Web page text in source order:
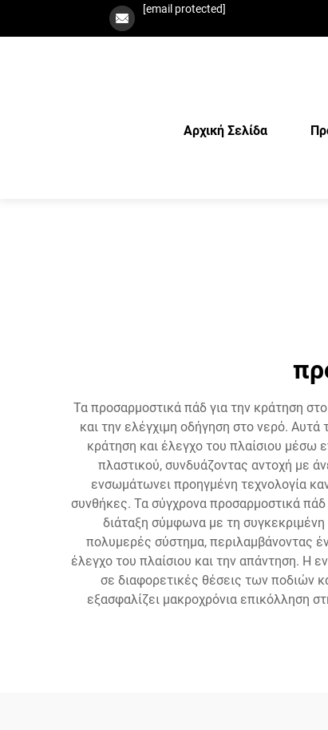
[email protected]
Αρχική Σελίδα
Τα προσαρμοστικά πάδ για την κράτηση
και την ελέγχιμη οδήγηση στο νερό.
κράτηση και έλεγχο του πλαίσιου μέσω
πλαστικού, συνδυάζοντας αντοχή με
ενσωμάτωνει προηγμένη τεχνολογία
συνθήκες. Τα σύγχρονα προσαρμοστικά
διάταξη σύμφωνα με τη
πολυμερές σύστημα, περιλαμβάνοντας
έλεγχο του πλαίσιου και την απάντηση. Η
σε διαφορετικές θέσεις των ποδιών
εξασφαλίζει μακροχρόνια επικόλληση